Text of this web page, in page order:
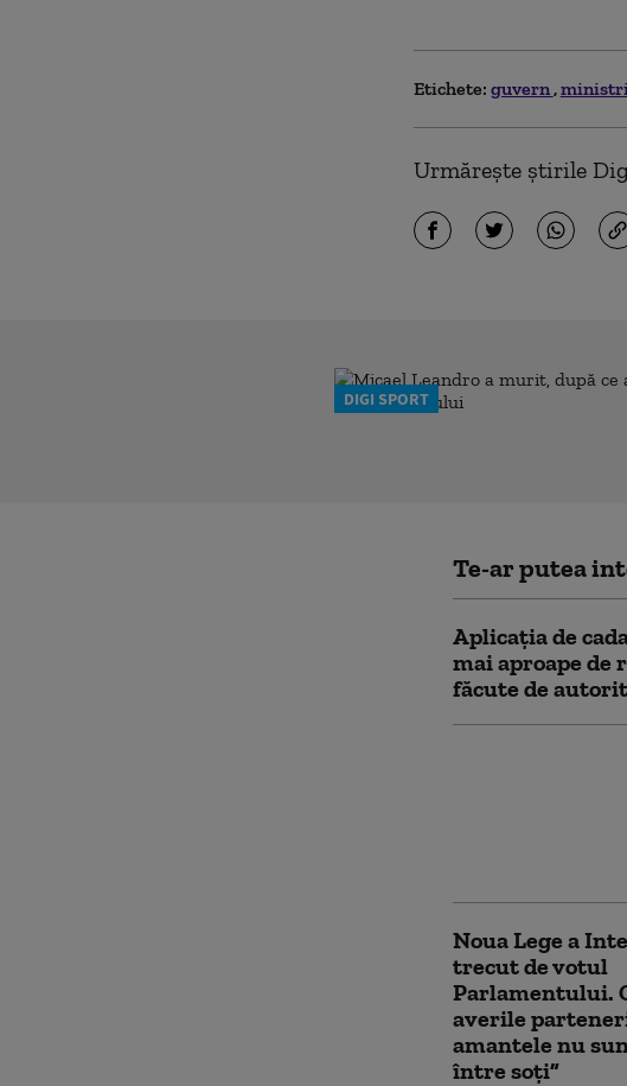
Etichete: guvern ministri
Urmărește știrile
DIGI SPORT
Te-ar putea
Aplicaţia de
mai aproape de
făcute de
Noua Lege a
trecut de votul
Parlamentului.
averile
amantele nu
între soți”